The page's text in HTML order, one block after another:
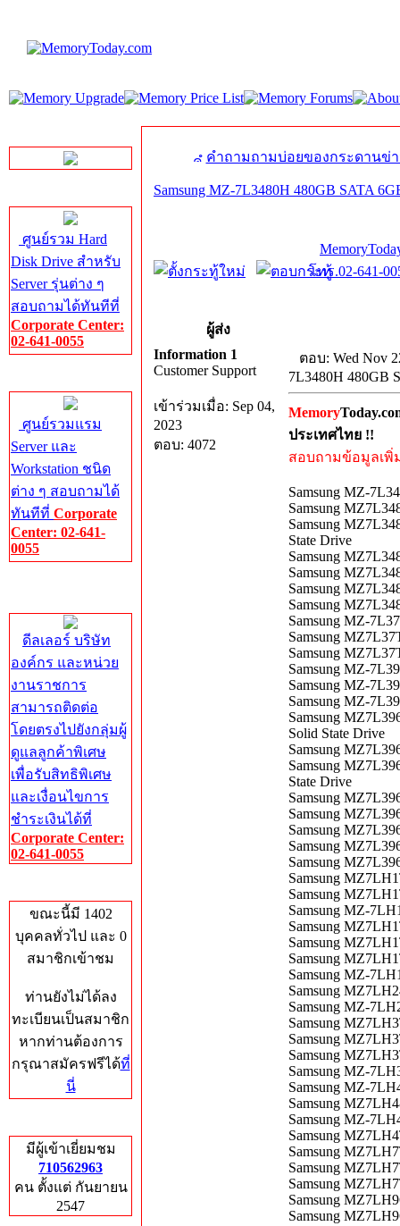
ศูนย์รวม Hard
Disk Drive สำหรับ
Server รุ่นต่าง ๆ
สอบถามได้ทันทีที่
Corporate Center:
02-641-0055
ศูนย์รวมแรม
Server และ
Workstation ชนิด
ต่าง ๆ สอบถามได้
ทันทีที่ Corporate
Center: 02-641-
0055
ดีลเลอร์ บริษัท
องค์กร และหน่วย
งานราชการ
สามารถติดต่อ
โดยตรงไปยังกลุ่มผู้
ดูแลลูกค้าพิเศษ
เพื่อรับสิทธิพิเศษ
และเงื่อนไขการ
ชำระเงินได้ที่
Corporate Center:
02-641-0055
ขณะนี้มี 1402
บุคคลทั่วไป และ 0
สมาชิกเข้าชม
ท่านยังไม่ได้ลง
ทะเบียนเป็นสมาชิก
หากท่านต้องการ
กรุณาสมัครฟรีได้ที่
นี่
มีผู้เข้าเยี่ยมชม
710562963
คน ตั้งแต่ กันยายน
2547
คำถามถามบ่อยของกระดานข่
Samsung MZ-7L3480H 480GB SATA
โทร.02-641-
ผู้ส่ง
Information 1
Customer Support
เข้าร่วมเมื่อ: Sep 04,
2023
ตอบ: 4072
ตอบ: Wed Nov
7L3480H 480GB
Memory
ประเทศไทย !!
สอบถามข้อมูลเพิ่
Samsung MZ-
Samsung
Samsung
State Drive
Samsung
Samsung
Samsung
Samsung
Samsung MZ-
Samsung
Samsung
Samsung MZ-
Samsung MZ-
Samsung MZ-
Samsung
Solid State Drive
Samsung
Samsung
State Drive
Samsung
Samsung
Samsung
Samsung
Samsung
Samsung
Samsung
Samsung MZ-
Samsung
Samsung
Samsung
Samsung MZ-
Samsung
Samsung MZ-
Samsung
Samsung
Samsung
Samsung MZ-
Samsung MZ-
Samsung
Samsung MZ-
Samsung
Samsung
Samsung
Samsung
Samsung
Samsung